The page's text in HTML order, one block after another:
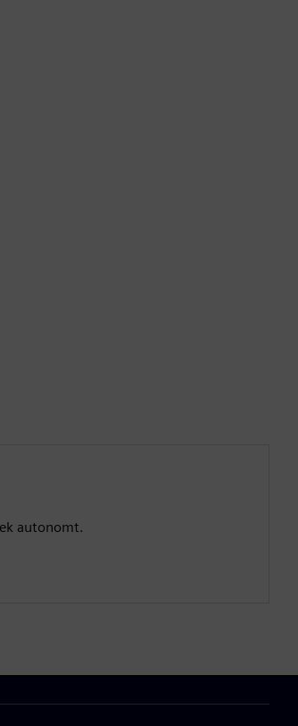
autonomt.